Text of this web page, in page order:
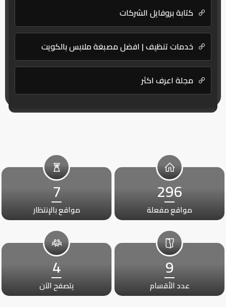
كتابة بروفايل الشركات
خدمات تنظيف | افضل مصبغة ملابس بالكويت
مجلة اعرف اكثر
296
مواقع مفعلة
7
مواقع بالإنتظار
9
عدد الأقسام
4
يتصفح الآن